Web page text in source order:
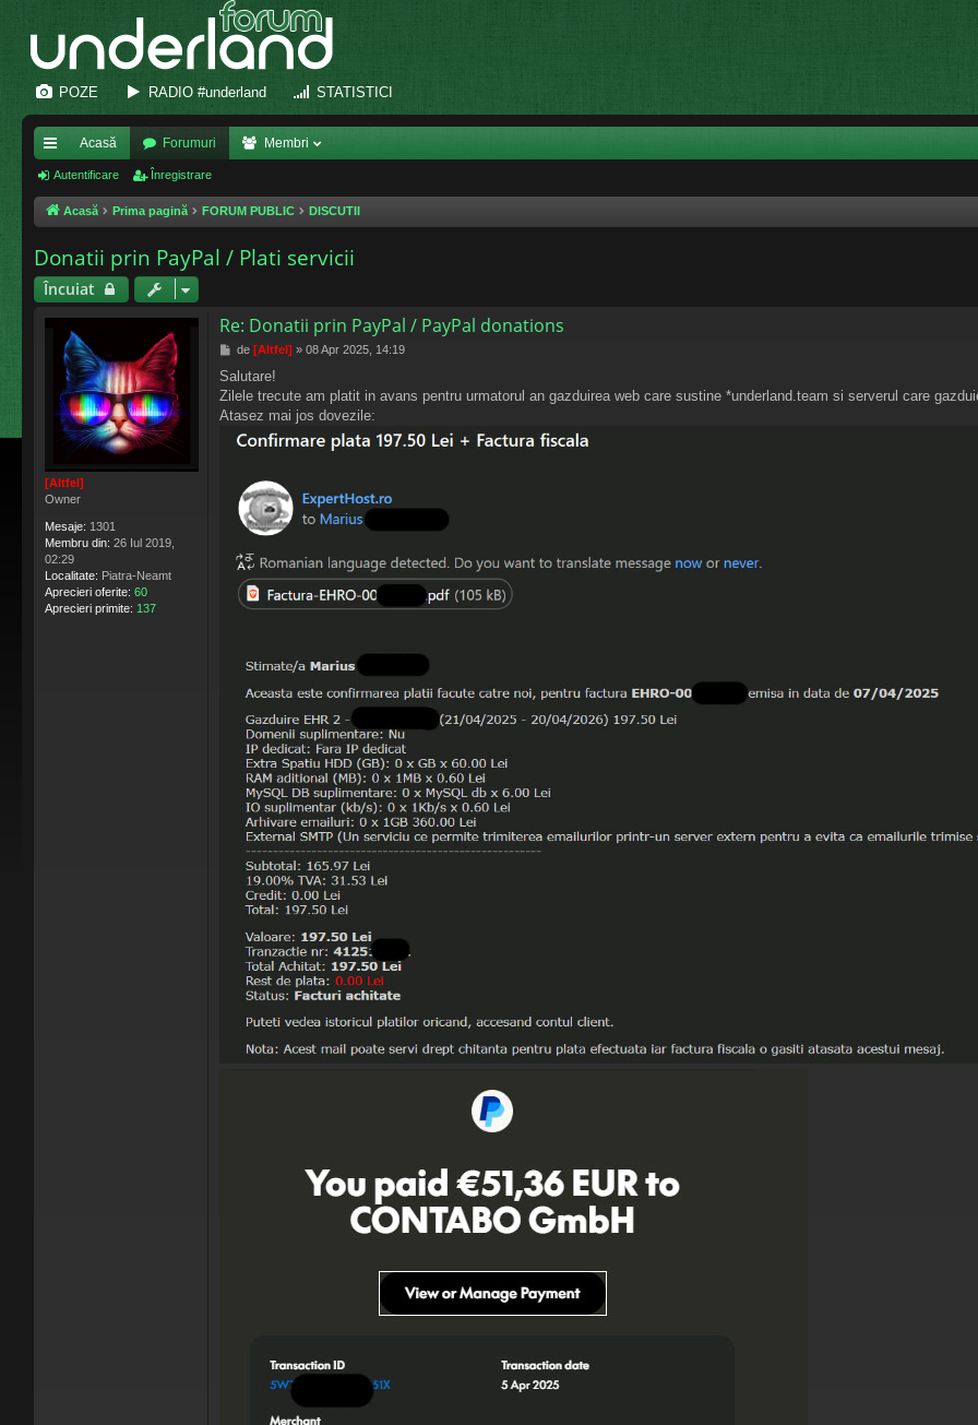
POZE RADIO #underland STATISTICI
eg
ăt
ra
pi
Acasă Forumuri Membri
Autentificare Înregistrare
Acasă Prima pagină FORUM PUBLIC DISCUTII
Donatii prin PayPal / Plati servicii
Încuiat
[Altfel]
Owner
Mesaje: 1301
Membru din: 26 Iul 2019,
02:29
Localitate: Piatra-Neamt
Aprecieri oferite: 60
Aprecieri primite: 137
Re: Donatii prin PayPal / PayPal donations
M
s
a
j
de [Altfel] » 08 Apr 2025, 14:19
Salutare!
Zilele trecute am platit in avans pentru urmatorul an gazduirea web care sustine *underland.team si serverul care
Atasez mai jos dovezile: